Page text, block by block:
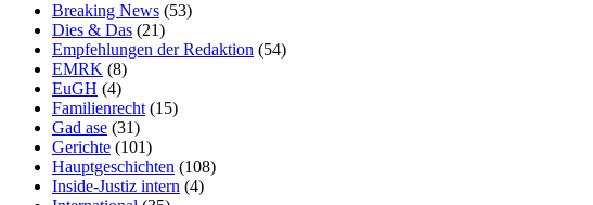
Breaking News (53)
Dies & Das (21)
Empfehlungen der Redaktion (54)
EMRK (8)
EuGH (4)
Familienrecht (15)
Gad ase (31)
Gerichte (101)
Hauptgeschichten (108)
Inside-Justiz intern (4)